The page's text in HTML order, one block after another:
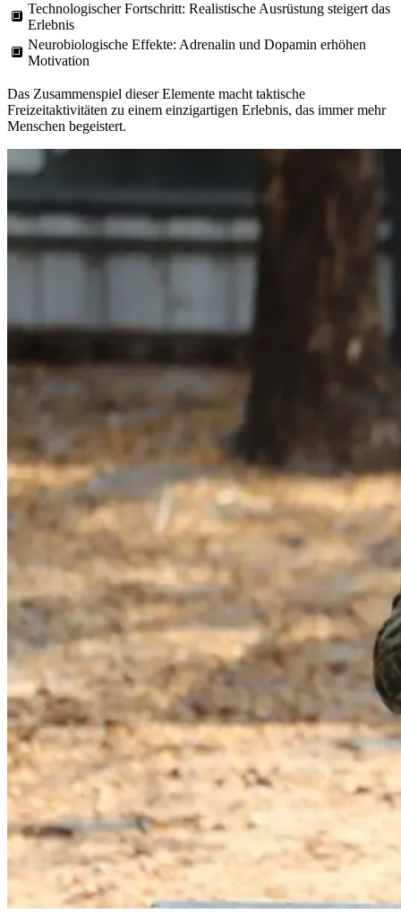
🔲
Technologischer Fortschritt: Realistische Ausrüstung steigert das
Erlebnis
🔲
Neurobiologische Effekte: Adrenalin und Dopamin erhöhen
Motivation
Das Zusammenspiel dieser Elemente macht taktische
Freizeitaktivitäten zu einem einzigartigen Erlebnis, das immer mehr
Menschen begeistert.